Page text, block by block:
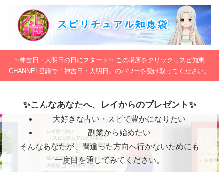
✨神吉日・大明日の日にスタート✨ この場所をクリックしスピ知恵
CHANNEL登録で「神吉日・大明日」のパワーを受け取ってください。
✨こんなあなたへ、レイからのプレゼント✨
大好きな占い・スピで豊かになりたい
副業から始めたい
そんなあなたが、間違った方向へ行かないためにも
一度目を通してみてください。